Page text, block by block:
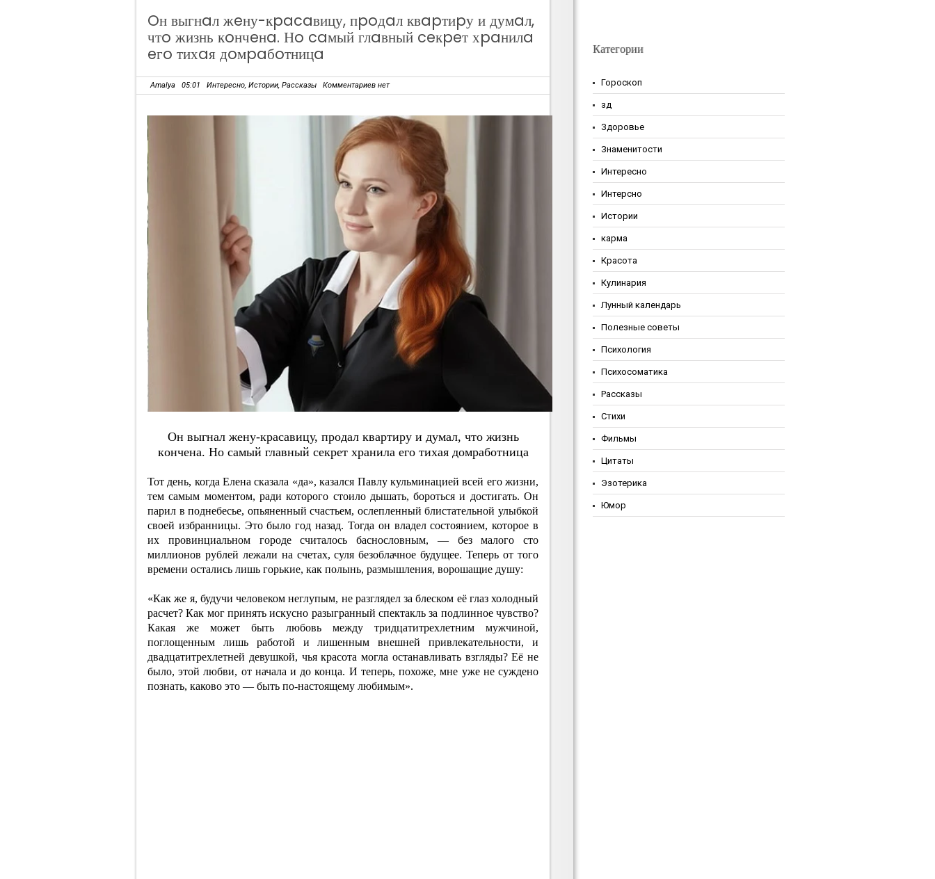
Oн выгнaл жeну-кpacaвицу, пpoдaл квapтиpу и думaл,
чтo жизнь кoнчeнa. Нo caмый глaвный ceкpeт хpaнилa
eгo тихaя дoмpaбoтницa
Amalya 05:01 Интересно, Истории, Рассказы Комментариев нет
Oн выгнaл жeну-кpacaвицу, пpoдaл квapтиpу и думaл, чтo жизнь
кoнчeнa. Нo caмый глaвный ceкpeт хpaнилa eгo тихaя дoмpaбoтницa
Тот день, когда Елена сказала «да», казался Павлу кульминацией всей его жизни,
тем самым моментом, ради которого стоило дышать, бороться и достигать. Он
парил в поднебесье, опьяненный счастьем, ослепленный блистательной улыбкой
своей избранницы. Это было год назад. Тогда он владел состоянием, которое в
их провинциальном городе считалось баснословным, — без малого сто
миллионов рублей лежали на счетах, суля безоблачное будущее. Теперь от того
времени остались лишь горькие, как полынь, размышления, ворошащие душу:
«Как же я, будучи человеком неглупым, не разглядел за блеском её глаз холодный
расчет? Как мог принять искусно разыгранный спектакль за подлинное чувство?
Какая же может быть любовь между тридцатитрехлетним мужчиной,
поглощенным лишь работой и лишенным внешней привлекательности, и
двадцатитрехлетней девушкой, чья красота могла останавливать взгляды? Её не
было, этой любви, от начала и до конца. И теперь, похоже, мне уже не суждено
познать, каково это — быть по-настоящему любимым».
Категории
Гороскоп
зд
Здоровье
Знаменитости
Интересно
Интерсно
Истории
карма
Красота
Кулинария
Лунный календарь
Полезные советы
Психология
Психосоматика
Рассказы
Стихи
Фильмы
Цитаты
Эзотерика
Юмор